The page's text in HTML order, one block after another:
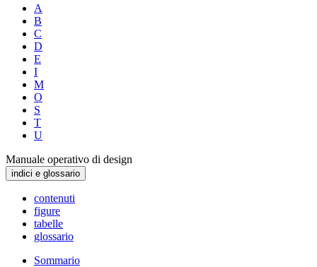
A
B
C
D
E
I
M
O
S
T
U
Manuale operativo di design
indici e glossario
contenuti
figure
tabelle
glossario
Sommario